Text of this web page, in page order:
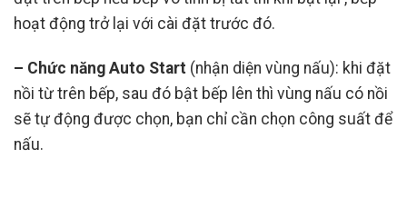
hoạt động trở lại với cài đặt trước đó.
– Chức năng Auto Start (nhận diện vùng nấu): khi đặt
nồi từ trên bếp, sau đó bật bếp lên thì vùng nấu có nồi
sẽ tự động được chọn, bạn chỉ cần chọn công suất để
nấu.